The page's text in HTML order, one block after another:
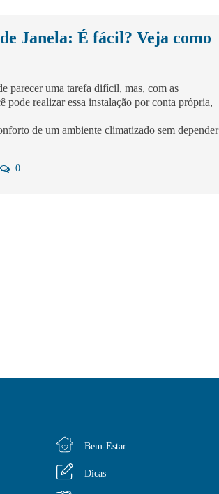
Janela: É fácil? Veja como
parecer uma tarefa difícil, mas, com as
pode realizar essa instalação por conta própria,
de um ambiente climatizado sem depender
0
Bem-Estar
Dicas